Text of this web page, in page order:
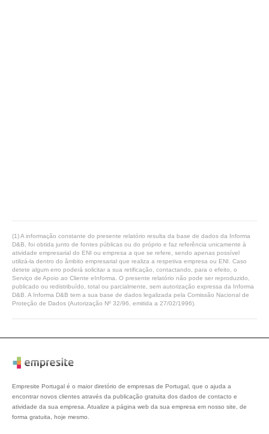
(1) A informação constante do presente relatório resulta da base de dados da Informa
D&B, foi obtida junto de fontes públicas ou do próprio e faz referência unicamente à
atividade empresarial do ENI ou empresa a que se refere, sendo apenas possível
utilizá-la dentro do âmbito empresarial que realiza a respetiva empresa ou ENI. Caso
detete algum erro poderá solicitar a sua retificação, contactando, para o efeito, o
Serviço de Apoio ao Cliente eInforma. O presente relatório não pode ser reproduzido,
publicado ou redistribuído, total ou parcialmente, sem autorização expressa da Informa
D&B. A Informa D&B tem a sua base de dados legalizada pela Comissão Nacional de
Proteção de Dados (Autorização Nº 32/96, emitida a 27/02/1996).
Empresite Portugal é o maior diretório de empresas de Portugal, que o ajuda a
encontrar novos clientes através da publicação gratuita dos dados de contacto e
atividade da sua empresa. Atualize a página web da sua empresa em nosso site, de
forma gratuita, hoje mesmo.